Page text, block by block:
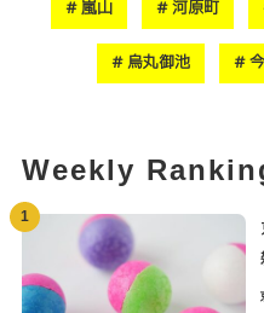
嵐山 河原町
烏丸御池
Weekly
1